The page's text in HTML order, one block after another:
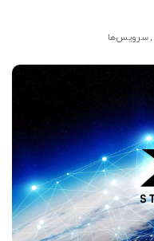
سرویس‌ها